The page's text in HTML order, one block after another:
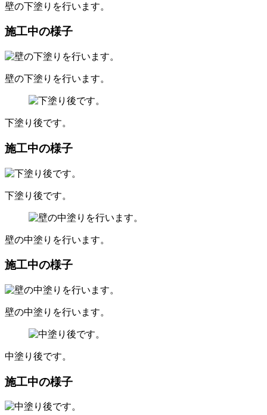
壁の下塗りを行います。
施工中の様子
壁の下塗りを行います。
下塗り後です。
施工中の様子
下塗り後です。
壁の中塗りを行います。
施工中の様子
壁の中塗りを行います。
中塗り後です。
施工中の様子